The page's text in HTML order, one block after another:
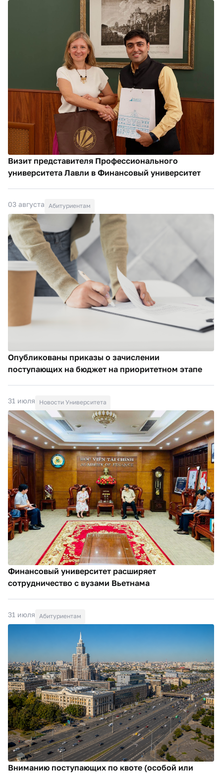
Визит представителя Профессионального
университета Лавли в Финансовый университет
03 августа Абитуриентам
Опубликованы приказы о зачислении
поступающих на бюджет на приоритетном этапе
31 июля Новости Университета
Финансовый университет расширяет
сотрудничество с вузами Вьетнама
31 июля Абитуриентам
Вниманию поступающих по квоте (особой или